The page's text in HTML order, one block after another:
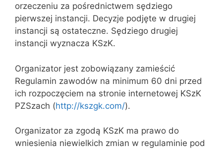
orzeczeniu za pośrednictwem sędziego
pierwszej instancji. Decyzje podjęte w drugiej
instancji są ostateczne. Sędziego drugiej
instancji wyznacza KSzK.
Organizator jest zobowiązany zamieścić
Regulamin zawodów na minimum 60 dni przed
ich rozpoczęciem na stronie internetowej KSzK
PZSzach (http://kszgk.com/).
Organizator za zgodą KSzK ma prawo do
wniesienia niewielkich zmian w regulaminie pod